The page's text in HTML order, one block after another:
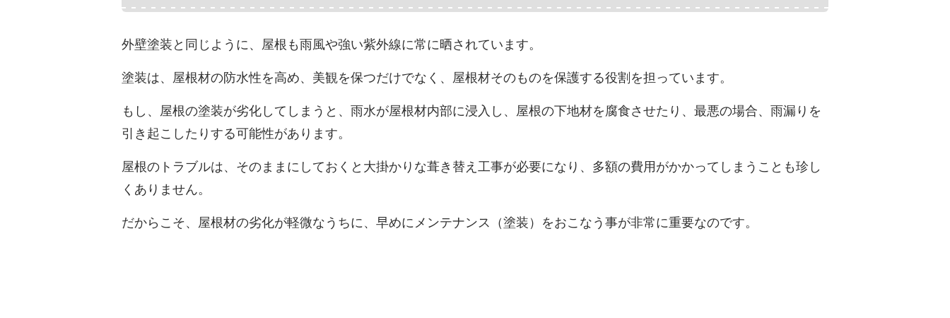
外壁塗装と同じように、屋根も雨風や強い紫外線に常に晒されています。
塗装は、屋根材の防水性を高め、美観を保つだけでなく、屋根材そのものを保護する役割を担っています。
もし、屋根の塗装が劣化してしまうと、雨水が屋根材内部に浸入し、屋根の下地材を腐食させたり、最悪の場合、雨漏りを
引き起こしたりする可能性があります。
屋根のトラブルは、そのままにしておくと大掛かりな葺き替え工事が必要になり、多額の費用がかかってしまうことも珍し
くありません。
だからこそ、屋根材の劣化が軽微なうちに、早めにメンテナンス（塗装）をおこなう事が非常に重要なのです。